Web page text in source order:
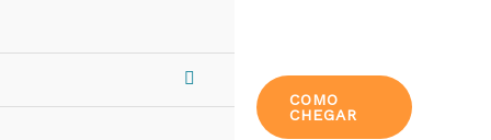
COMO
CHEGAR